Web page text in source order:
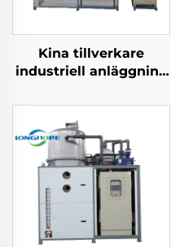
Kina tillverkare
industriell anläggning
lågtemperatur
vakuum evaporator
maskin